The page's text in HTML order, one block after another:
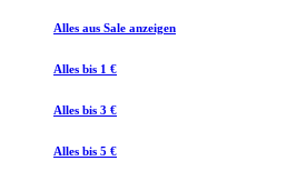
Alles aus Sale anzeigen
Alles bis 1 €
Alles bis 3 €
Alles bis 5 €